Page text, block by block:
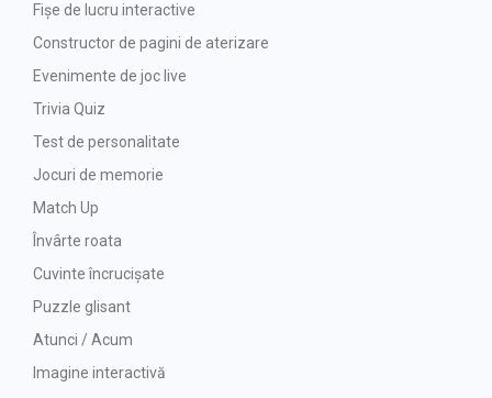
Fișe de lucru interactive
Constructor de pagini de aterizare
Evenimente de joc live
Trivia Quiz
Test de personalitate
Jocuri de memorie
Match Up
Învârte roata
Cuvinte încrucișate
Puzzle glisant
Atunci / Acum
Imagine interactivă